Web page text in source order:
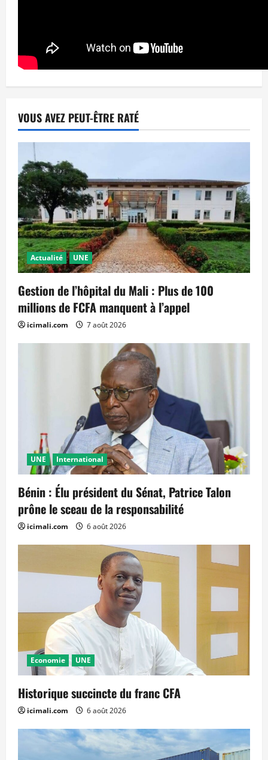
VOUS AVEZ PEUT-ÊTRE RATÉ
Actualité UNE
Gestion de l’hôpital du Mali : Plus de 100
millions de FCFA manquent à l’appel
icimali.com 7 août 2026
UNE International
Bénin : Élu président du Sénat, Patrice Talon
prône le sceau de la responsabilité
icimali.com 6 août 2026
Economie UNE
Historique succincte du franc CFA
icimali.com 6 août 2026